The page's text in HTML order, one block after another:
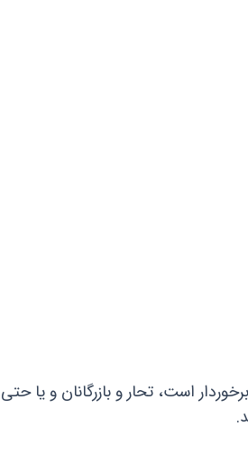
است، تحار و بازرگانان و یا حتی